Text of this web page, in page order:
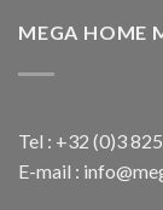
MEGA HOME
Tel : +32 (0)3
E-mail :